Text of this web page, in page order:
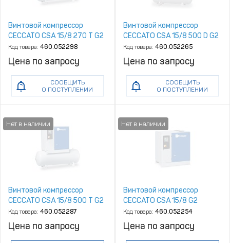
Винтовой компрессор
CECCATO CSA 15/8 270 T G2
Код товара: 460.052298
Цена по запросу
СООБЩИТЬ
О ПОСТУПЛЕНИИ
Винтовой компрессор
CECCATO CSA 15/8 500 D G2
Код товара: 460.052265
Цена по запросу
СООБЩИТЬ
О ПОСТУПЛЕНИИ
Винтовой компрессор
CECCATO CSA 15/8 500 T G2
Код товара: 460.052287
Цена по запросу
Винтовой компрессор
CECCATO CSA 15/8 G2
Код товара: 460.052254
Цена по запросу